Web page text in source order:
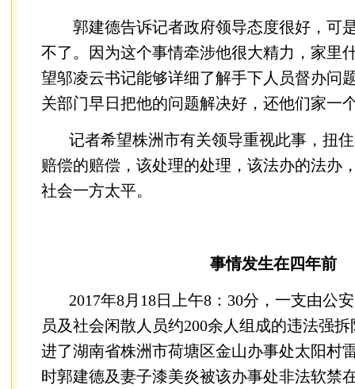
郭建德告诉记者政府领导态度很好，可
不了。因为这个事情牵涉他很大精力，家里
望邬凌云书记能够详细了解手下人员督办问
关部门早日把他的问题解决好，还他们家一
记者希望株洲市有关领导重视此事，扭住
赔偿的赔偿，该处理的处理，该法办的法办
社会一方太平。
事情发生在四年前
2017年8月18日上午8：30分，一支由公
员及社会闲散人员约200余人组成的违法强
进了湖南省株洲市荷塘区金山办事处太阳村
时郭建德及妻子漆美炎被该办事处非法软禁